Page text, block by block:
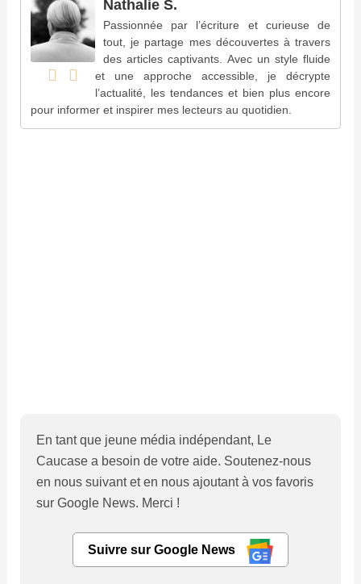
Nathalie S.
Passionnée par l’écriture et curieuse de
tout, je partage mes découvertes à travers
des articles captivants. Avec un style fluide
et une approche accessible, je décrypte
l’actualité, les tendances et bien plus encore
pour informer et inspirer mes lecteurs au quotidien.
En tant que jeune média indépendant, Le
Caucase a besoin de votre aide. Soutenez-nous
en nous suivant et en nous ajoutant à vos favoris
sur Google News. Merci !
Suivre sur Google News